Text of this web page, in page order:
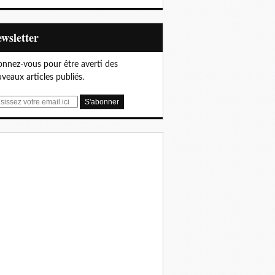
vous pour être averti des
articles publiés.